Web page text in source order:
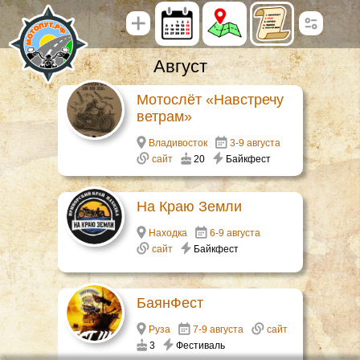
Август
Мотослёт «Навстречу
ветрам»
Владивосток
3-9 августа
сайт
20 Байкфест
На Краю Земли
Находка
6-9 августа
сайт
Байкфест
БаянФест
Руза 7-9 августа
сайт
3
Фестиваль